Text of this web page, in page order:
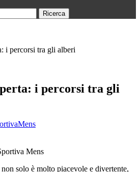
i percorsi tra gli alberi
i percorsi tra gli
solo è molto piacevole e divertente,